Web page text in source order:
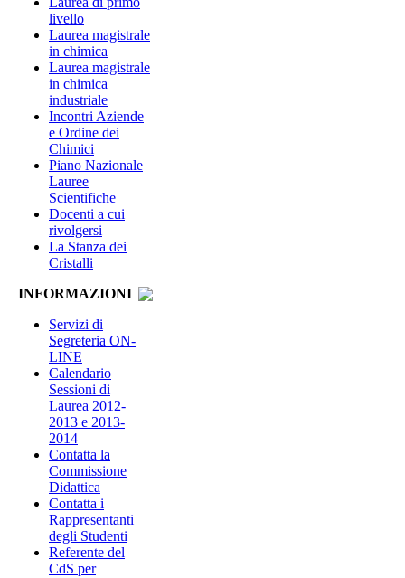
livello
Laurea magistrale
in chimica
Laurea magistrale
in chimica
industriale
Incontri Aziende
e Ordine dei
Chimici
Piano Nazionale
Lauree
Scientifiche
Docenti a cui
rivolgersi
La Stanza dei
Cristalli
INFORMAZIONI
Servizi di
Segreteria ON-
LINE
Calendario
Sessioni di
Laurea 2012-
2013 e 2013-
2014
Contatta la
Commissione
Didattica
Contatta i
Rappresentanti
degli Studenti
Referente del
CdS per